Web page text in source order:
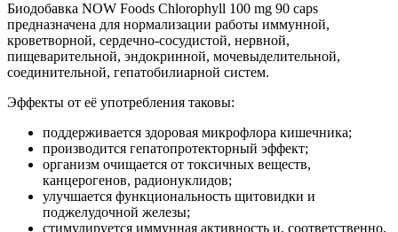
Биодобавка NOW Foods Chlorophyll 100 mg 90 caps
предназначена для нормализации работы иммунной,
кроветворной, сердечно-сосудистой, нервной,
пищеварительной, эндокринной, мочевыделительной,
соединительной, гепатобилиарной систем.
Эффекты от её употребления таковы:
поддерживается здоровая микрофлора кишечника;
производится гепатопротекторный эффект;
организм очищается от токсичных веществ,
канцерогенов, радионуклидов;
улучшается функциональность щитовидки и
поджелудочной железы;
стимулируется иммунная активность и, соответственно,